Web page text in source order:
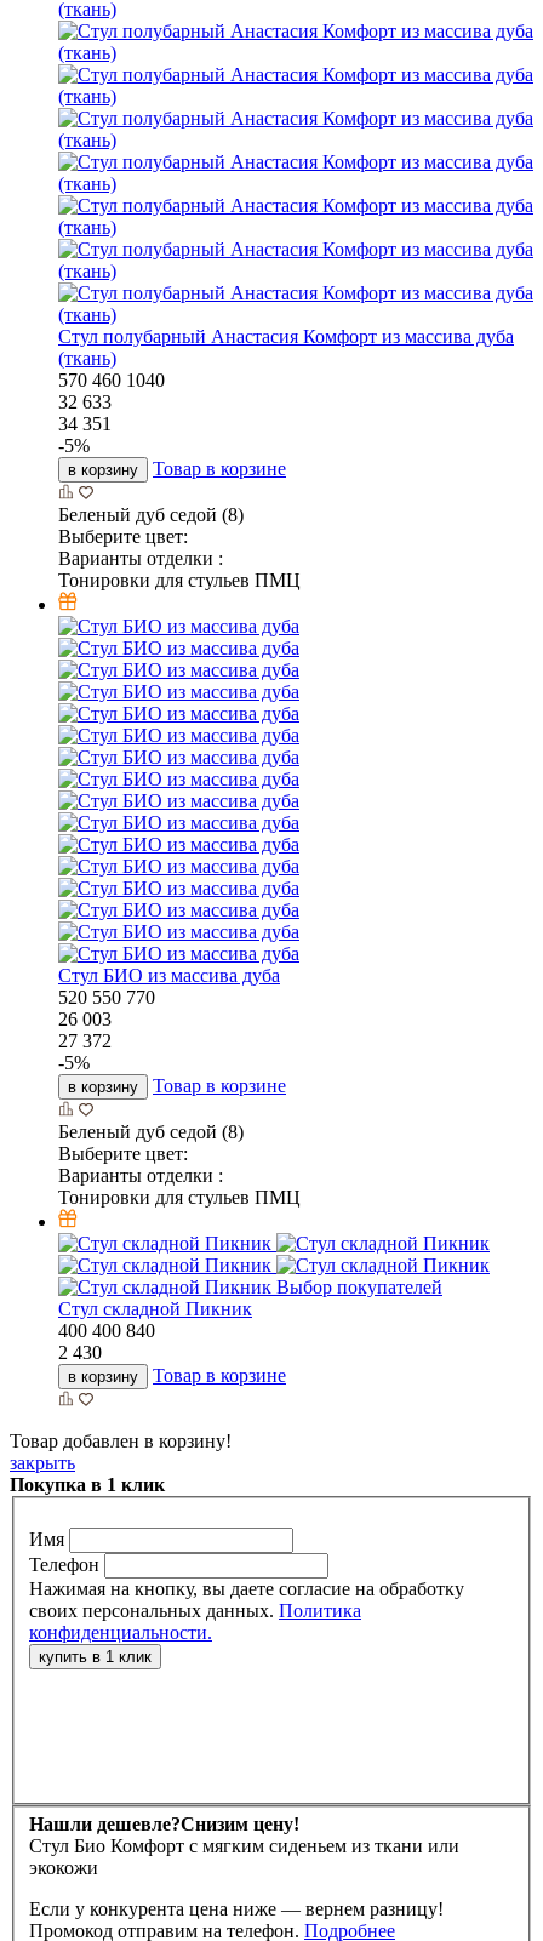
Стул полубарный Анастасия Комфорт из массива дуба
(ткань)
570 460 1040
32 633
34 351
-5%
в корзину Товар в корзине
Беленый дуб седой (8)
Выберите цвет:
Варианты отделки :
Тонировки для стульев ПМЦ
Стул БИО из массива дуба
520 550 770
26 003
27 372
-5%
в корзину Товар в корзине
Беленый дуб седой (8)
Выберите цвет:
Варианты отделки :
Тонировки для стульев ПМЦ
Выбор покупателей
Стул складной Пикник
400 400 840
2 430
в корзину Товар в корзине
Товар добавлен в корзину!
закрыть
Покупка в 1 клик
Имя
Телефон
Нажимая на кнопку, вы даете согласие на обработку
своих персональных данных. Политика
конфиденциальности.
Нашли дешевле?Снизим цену!
Стул Био Комфорт с мягким сиденьем из ткани или
экокожи
Если у конкурента цена ниже — вернем разницу!
Промокод отправим на телефон. Подробнее